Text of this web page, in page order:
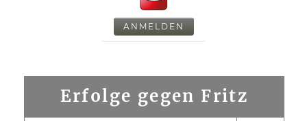
ANMELDEN
Erfolge gegen Fritz